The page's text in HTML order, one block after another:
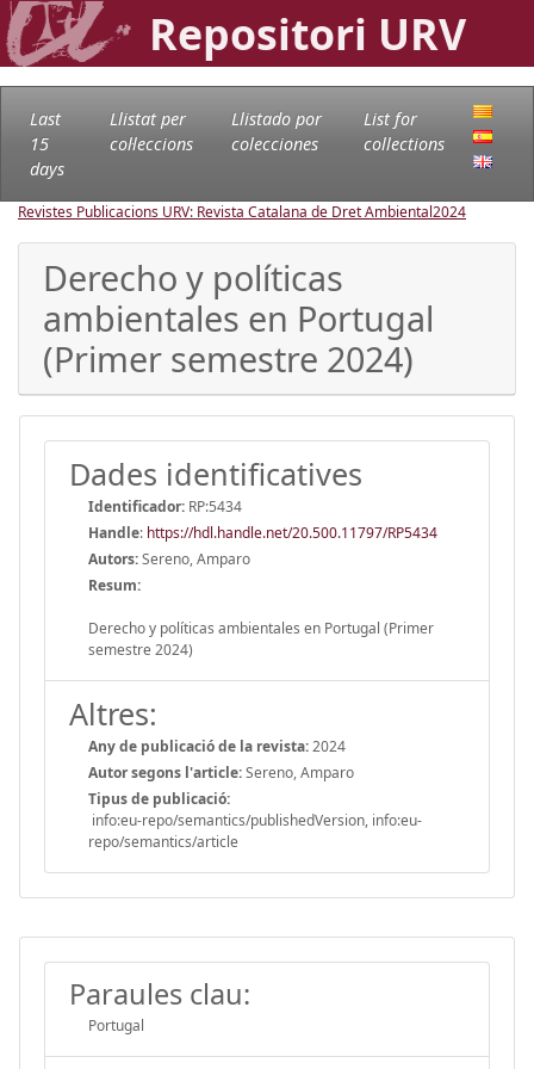
Repositori URV
Last
15
days
Llistat per
col·leccions
Llistado por
colecciones
List for
collections
Revistes Publicacions URV: Revista Catalana de Dret Ambiental2024
Derecho y políticas
ambientales en Portugal
(Primer semestre 2024)
Dades identificatives
Identificador: RP:5434
Handle: https://hdl.handle.net/20.500.11797/RP5434
Autors:Sereno, Amparo
Resum:
Derecho y políticas ambientales en Portugal (Primer
semestre 2024)
Altres:
Any de publicació de la revista:2024
Autor segons l'article:Sereno, Amparo
Tipus de publicació:
info:eu-repo/semantics/publishedVersion, info:eu-
repo/semantics/article
Paraules clau:
Portugal